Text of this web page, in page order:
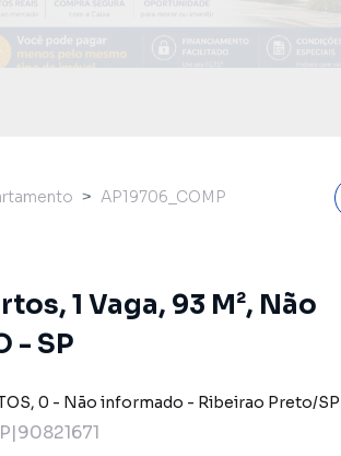
AP19706_COMP
1 Vaga, 93 M², Não
- SP
, 0 - Não informado - Ribeirao Preto/SP